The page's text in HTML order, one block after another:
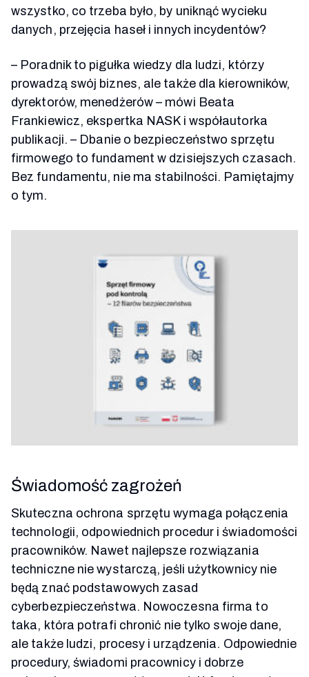
wszystko, co trzeba było, by uniknąć wycieku
danych, przejęcia haseł i innych incydentów?
– Poradnik to pigułka wiedzy dla ludzi, którzy
prowadzą swój biznes, ale także dla kierowników,
dyrektorów, menedżerów – mówi Beata
Frankiewicz, ekspertka NASK i współautorka
publikacji. – Dbanie o bezpieczeństwo sprzętu
firmowego to fundament w dzisiejszych czasach.
Bez fundamentu, nie ma stabilności. Pamiętajmy
o tym.
Świadomość zagrożeń
Skuteczna ochrona sprzętu wymaga połączenia
technologii, odpowiednich procedur i świadomości
pracowników. Nawet najlepsze rozwiązania
techniczne nie wystarczą, jeśli użytkownicy nie
będą znać podstawowych zasad
cyberbezpieczeństwa. Nowoczesna firma to
taka, która potrafi chronić nie tylko swoje dane,
ale także ludzi, procesy i urządzenia. Odpowiednie
procedury, świadomi pracownicy i dobrze